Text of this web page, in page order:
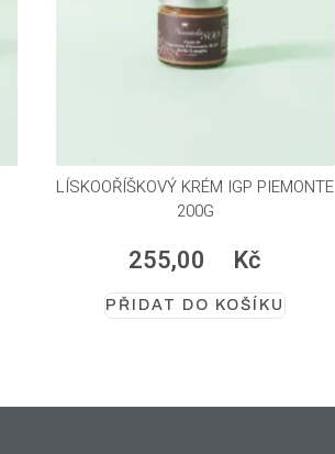
LÍSKOOŘÍŠKOVÝ KRÉM IGP PIEMONTE
200G
255,00 Kč
PŘIDAT DO KOŠÍKU